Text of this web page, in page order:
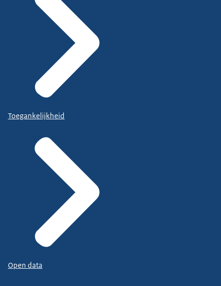
Toegankelijkheid
Open data